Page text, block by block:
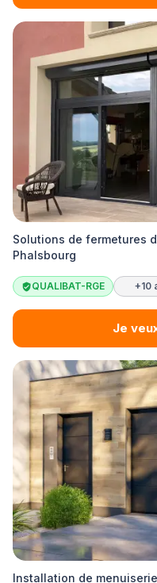
Solutions de fermetures
Phalsbourg
QUALIBAT-RGE +10
Je
Installation de